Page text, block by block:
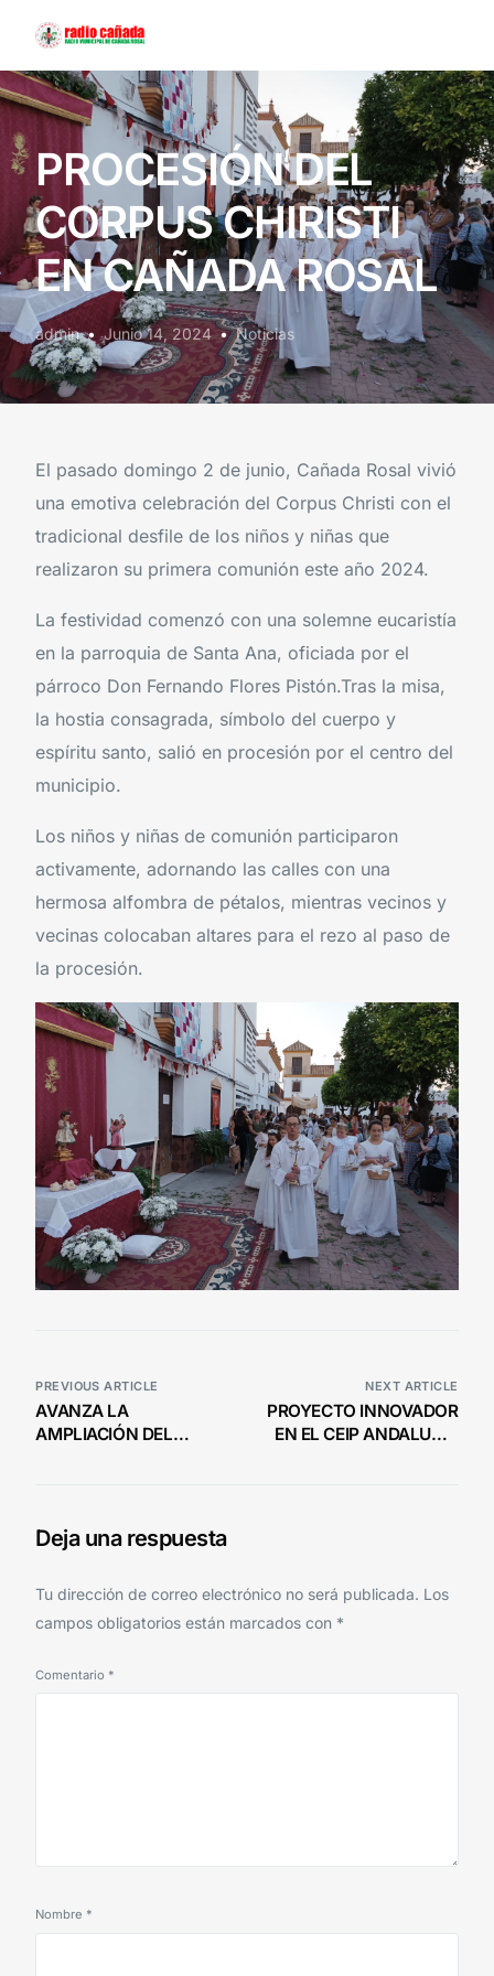
PROCESIÓN DEL
CORPUS CHIRISTI
EN CAÑADA ROSAL
admin Junio 14, 2024 Noticias
El pasado domingo 2 de junio, Cañada Rosal vivió
una emotiva celebración del Corpus Christi con el
tradicional desfile de los niños y niñas que
realizaron su primera comunión este año 2024.
La festividad comenzó con una solemne eucaristía
en la parroquia de Santa Ana, oficiada por el
párroco Don Fernando Flores Pistón.Tras la misa,
la hostia consagrada, símbolo del cuerpo y
espíritu santo, salió en procesión por el centro del
municipio.
Los niños y niñas de comunión participaron
activamente, adornando las calles con una
hermosa alfombra de pétalos, mientras vecinos y
vecinas colocaban altares para el rezo al paso de
la procesión.
PREVIOUS ARTICLE
AVANZA LA
AMPLIACIÓN DEL
NEXT ARTICLE
PROYECTO INNOVADOR
EN EL CEIP ANDALUCÍA
Deja una respuesta
Tu dirección de correo electrónico no será publicada. Los
campos obligatorios están marcados con *
Comentario *
Nombre *
Contáctanos